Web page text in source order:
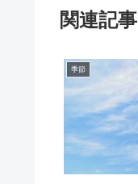
関連記事
季節